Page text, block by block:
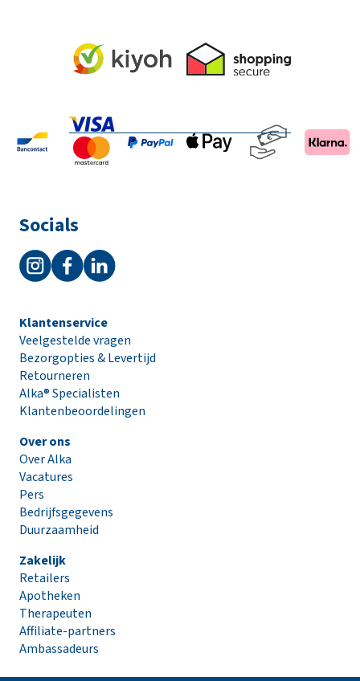
Socials
Klantenservice
Veelgestelde vragen
Bezorgopties & Levertijd
Retourneren
Alka® Specialisten
Klantenbeoordelingen
Over ons
Over Alka
Vacatures
Pers
Bedrijfsgegevens
Duurzaamheid
Zakelijk
Retailers
Apotheken
Therapeuten
Affiliate-partners
Ambassadeurs